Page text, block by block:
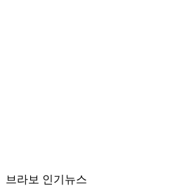
브라보 인기뉴스